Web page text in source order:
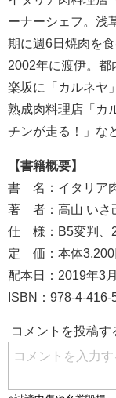
ーナーシェフ。浅
期に週6日焼肉を
2002年に渡伊。都
楽坂に「カルネヤ
熟成肉料理店「カ
チンが走る！」な
【書籍概要】
書 名：イタリア
著 者：高山 いさ
仕 様：B5変判、
定 価：本体3,200
配本日：2019年3
ISBN：978-4-416-